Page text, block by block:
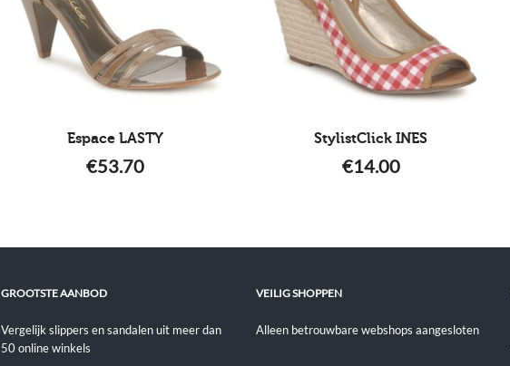
Espace LASTY
€53.70
StylistClick INES
€14.00
GROOTSTE AANBOD
Vergelijk slippers en sandalen uit meer dan
50 online winkels
VEILIG SHOPPEN
Alleen betrouwbare webshops aangesloten